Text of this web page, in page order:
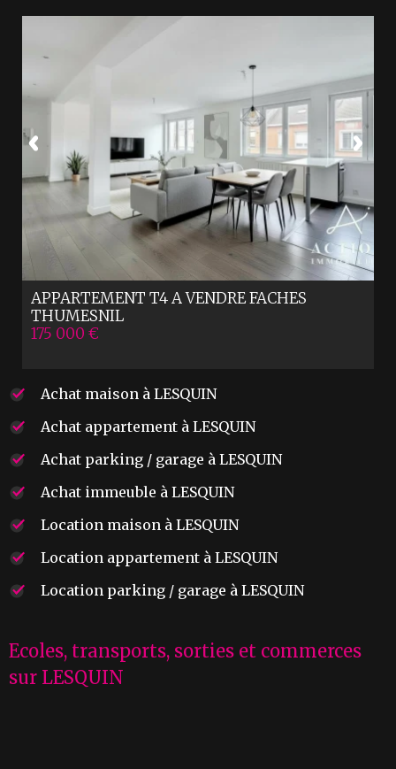
APPARTEMENT T4 A VENDREFACHES
THUMESNIL
175 000 €
Achat maison à LESQUIN
Achat appartement à LESQUIN
Achat parking / garage à LESQUIN
Achat immeuble à LESQUIN
Location maison à LESQUIN
Location appartement à LESQUIN
Location parking / garage à LESQUIN
Ecoles, transports, sorties et commerces
sur LESQUIN